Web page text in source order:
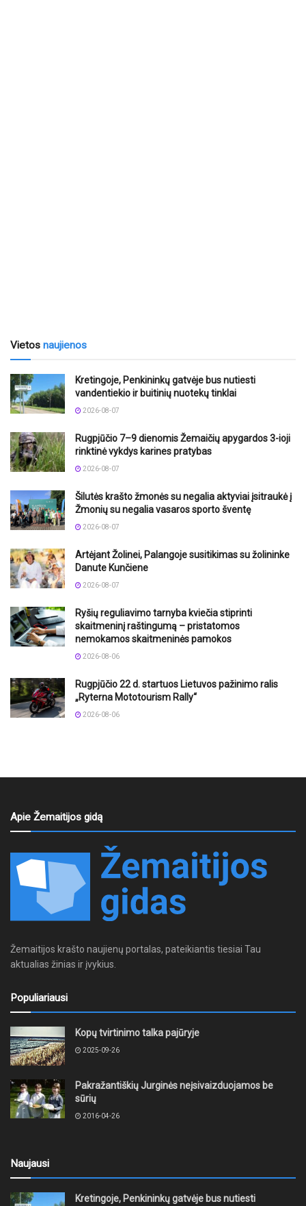
Vietos naujienos
Kretingoje, Penkininkų gatvėje bus nutiesti
vandentiekio ir buitinių nuotekų tinklai
2026-08-07
Rugpjūčio 7–9 dienomis Žemaičių apygardos 3-ioji
rinktinė vykdys karines pratybas
2026-08-07
Šilutės krašto žmonės su negalia aktyviai įsitraukė į
Žmonių su negalia vasaros sporto šventę
2026-08-07
Artėjant Žolinei, Palangoje susitikimas su žolininke
Danute Kunčiene
2026-08-07
Ryšių reguliavimo tarnyba kviečia stiprinti
skaitmeninį raštingumą – pristatomos
nemokamos skaitmeninės pamokos
2026-08-06
Rugpjūčio 22 d. startuos Lietuvos pažinimo ralis
„Ryterna Mototourism Rally“
2026-08-06
Apie Žemaitijos gidą
Žemaitijos krašto naujienų portalas, pateikiantis tiesiai Tau
aktualias žinias ir įvykius.
Populiariausi
Kopų tvirtinimo talka pajūryje
2025-09-26
Pakražantiškių Jurginės neįsivaizduojamos be
sūrių
2016-04-26
Naujausi
Kretingoje, Penkininkų gatvėje bus nutiesti